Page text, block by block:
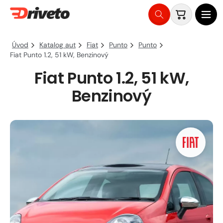
na
obsah
Košík
Úvod Katalog aut Fiat Punto
Punto
Fiat Punto 1.2, 51 kW, Benzinový
Fiat Punto 1.2, 51 kW,
Benzinový